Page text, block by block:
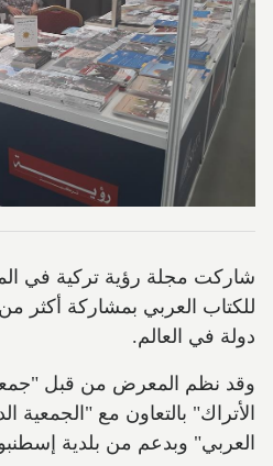
شاركت مجلة رؤية تركية في
دولة في العالم.
وقد نظم المعرض من قبل
الأتراك" بالتعاون مع "الجمعية
العربي" وبدعم من بلدية